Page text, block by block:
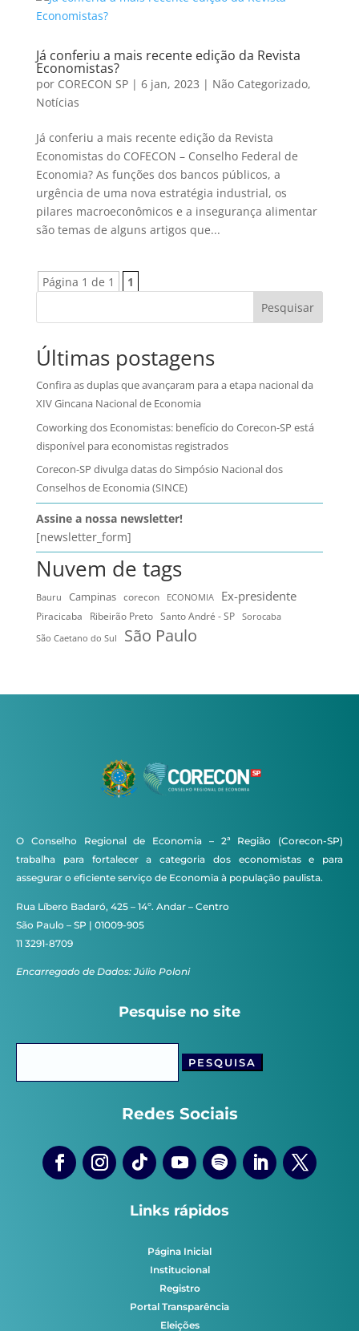
Já conferiu a mais recente edição da Revista
Economistas?
por CORECON SP| 6 jan, 2023 | Não Categorizado,
Notícias
Já conferiu a mais recente edição da Revista
Economistas do COFECON – Conselho Federal de
Economia? As funções dos bancos públicos, a
urgência de uma nova estratégia industrial, os
pilares macroeconômicos e a insegurança alimentar
são temas de alguns artigos que...
Página 1 de 1
1
Pesquisar
Últimas postagens
Confira as duplas que avançaram para a etapa nacional da
XIV Gincana Nacional de Economia
Coworking dos Economistas: benefício do Corecon-SP está
disponível para economistas registrados
Corecon-SP divulga datas do Simpósio Nacional dos
Conselhos de Economia (SINCE)
Assine a nossa newsletter!
[newsletter_form]
Nuvem de tags
Bauru Campinas corecon ECONOMIA Ex-presidente
Piracicaba Ribeirão Preto Santo André - SP
Sorocaba
São Caetano do Sul
São Paulo
O Conselho Regional de Economia – 2ª Região (Corecon-SP)
trabalha para fortalecer a categoria dos economistas e para
assegurar o eficiente serviço de Economia à população paulista.
Rua Líbero Badaró, 425 – 14º. Andar – Centro
São Paulo – SP | 01009-905
11 3291-8709
Encarregado de Dados: Júlio Poloni
Pesquise no site
Redes Sociais
Links rápidos
Página Inicial
Institucional
Registro
Portal Transparência
Eleições